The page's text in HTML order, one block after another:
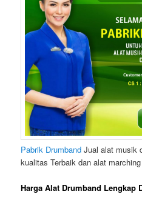
Pabrik Drumband Jual alat musik
kualitas Terbaik dan alat
Harga Alat Drumband Lengkap